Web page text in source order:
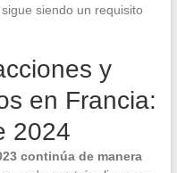
siendo un requisito
y
en Francia:
2024
continúa de manera